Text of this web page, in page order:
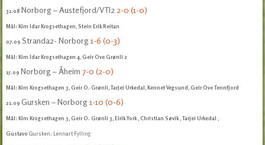
31.08 Norborg – Austefjord/VTI2 2-0 (1-0)
Mål: Kim Idar Krogsethagen, Stein Erik Reitan
07.09 Stranda2- Norborg1-6 (0-3)
Mål: Kim Idar Krogsethagen 4, Geir Ove Grønli 2
15.09 Norborg – Åheim7-0 (2-0)
Mål: Kim Krogsethagen 3, Geir O. Grønli, Tarjei Urkedal, Kennet Vegsund, Geir Ove Tennfjord
21.09 Gursken – Norborg1-10 (0-6)
Mål: Kim Krogsethagen 3, Geir O. Grønli 3, Eirik York , Christian Søvik , Tarjei Urkedal
GustavoGursken: Lennart Fylling